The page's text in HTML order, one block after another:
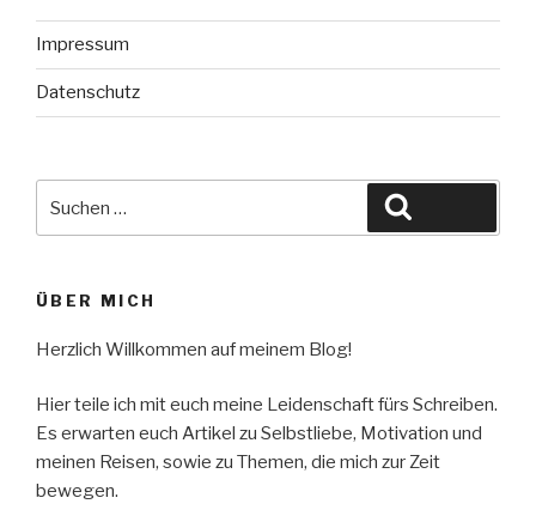
Impressum
Datenschutz
nach:
ÜBER MICH
Herzlich Willkommen auf meinem Blog!
Hier teile ich mit euch meine Leidenschaft fürs Schreiben.
Es erwarten euch Artikel zu Selbstliebe, Motivation und
meinen Reisen, sowie zu Themen, die mich zur Zeit
bewegen.